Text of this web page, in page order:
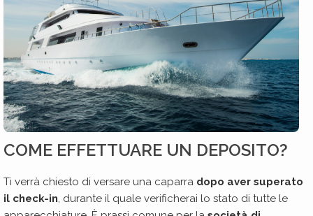
COME EFFETTUARE UN DEPOSITO?
Ti verrà chiesto di versare una caparra dopo aver superato
il check-in , durante il quale verificherai lo stato di tutte le